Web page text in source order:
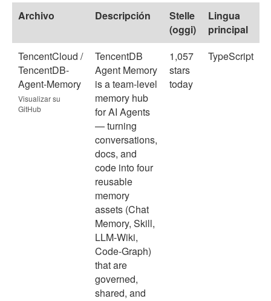
Archivo Descripción
Stelle
(oggi)
Lingua
principal
TencentCloud /
TencentDB-
Agent-Memory
Visualizar su
GitHub
TencentDB
Agent Memory
is a team-level
memory hub
for AI Agents
— turning
conversations,
docs, and
code into four
reusable
memory
assets (Chat
Memory, Skill,
LLM-Wiki,
Code-Graph)
that are
governed,
shared, and
1,057
stars
today
TypeScript